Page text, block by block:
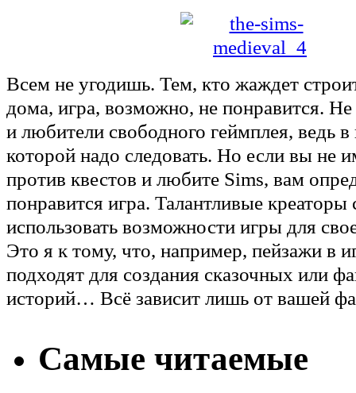
Всем не угодишь. Тем, кто жаждет
дома, игра, возможно, не понравится. Не
и любители свободного геймплея, ведь в
которой надо следовать. Но если вы не
против квестов и любите Sims, вам
понравится игра. Талантливые креаторы
использовать возможности игры для
Это я к тому, что, например, пейзажи в
подходят для создания сказочных или
историй… Всё зависит лишь от вашей
Самые читаемые